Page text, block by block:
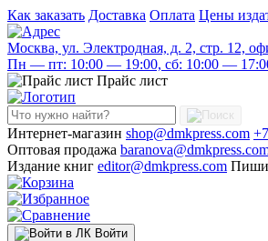
Как заказать Доставка Оплата Цены
Москва, ул. Электродная, д. 2, стр. 12,
Пн — пт: 10:00 — 19:00, сб: 10:00 —
Прайс лист
Интернет-магазин shop@dmkpress.com
Оптовая продажа
Издание книг editor@dmkpress.com
Войти